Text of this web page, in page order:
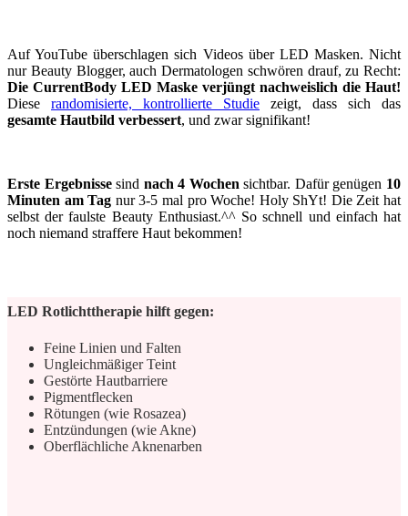
Auf YouTube überschlagen sich Videos über LED Masken. Nicht
nur Beauty Blogger, auch Dermatologen schwören drauf, zu Recht:
Die CurrentBody LED Maske verjüngt nachweislich die Haut!
Diese randomisierte, kontrollierte Studie zeigt, dass sich das
gesamte Hautbild verbessert, und zwar signifikant!
Erste Ergebnissesind nach 4 Wochen sichtbar. Dafür genügen 10
Minuten am Tag nur 3-5 mal pro Woche! Holy ShYt! Die Zeit hat
selbst der faulste Beauty Enthusiast.^^ So schnell und einfach hat
noch niemand straffere Haut bekommen!
LED Rotlichttherapie hilft gegen:
Feine Linien und Falten
Ungleichmäßiger Teint
Gestörte Hautbarriere
Pigmentflecken
Rötungen (wie Rosazea)
Entzündungen (wie Akne)
Oberflächliche Aknenarben